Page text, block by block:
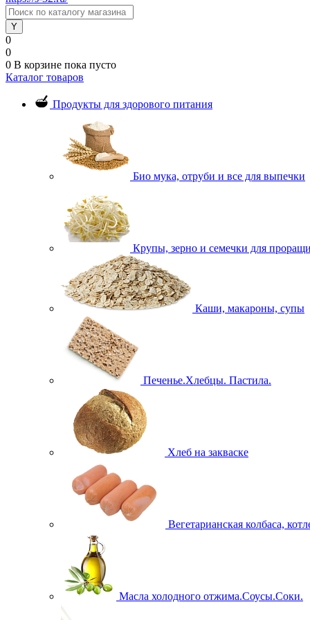
0
0
0 В корзине пока пусто
Каталог товаров
Продукты для здорового питания
Био мука, отруби и все для выпечки
Крупы, зерно и семечки для
Каши, макароны, супы
Печенье.Хлебцы. Пастила.
Хлеб на закваске
Вегетарианская колбаса,
Масла холодного отжима.Соусы.Соки.